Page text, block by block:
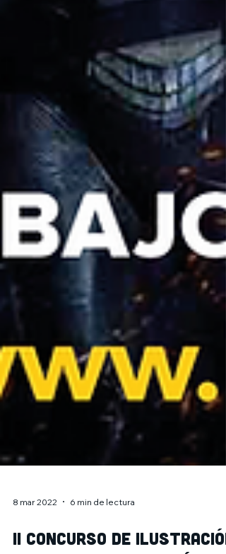
8 mar 2022 6 min de lectura